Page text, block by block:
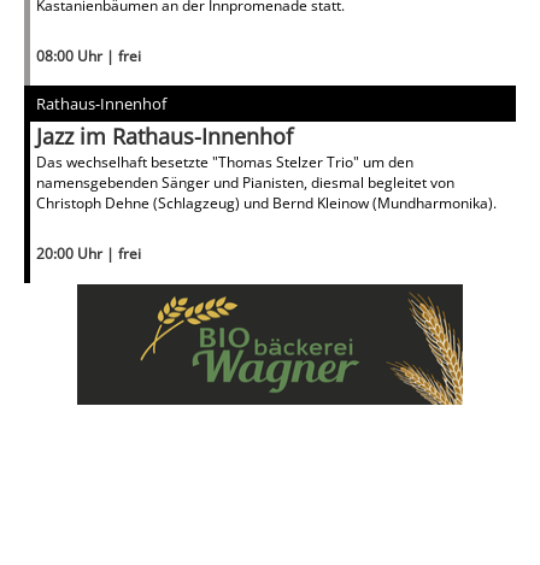
Kastanienbäumen an der Innpromenade statt.
08:00 Uhr | frei
Rathaus-Innenhof
Jazz im Rathaus-Innenhof
Das wechselhaft besetzte "Thomas Stelzer Trio" um den
namensgebenden Sänger und Pianisten, diesmal begleitet von
Christoph Dehne (Schlagzeug) und Bernd Kleinow (Mundharmonika).
20:00 Uhr | frei